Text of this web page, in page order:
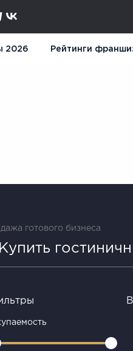
2026 Рейтинги
готового бизнеса
Купить